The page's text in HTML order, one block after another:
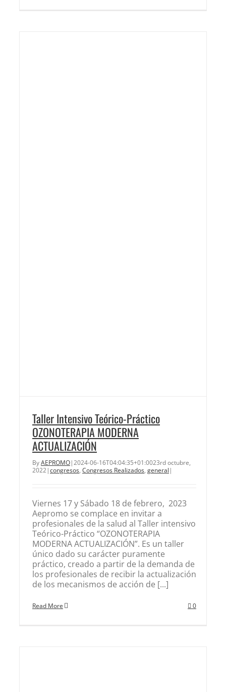
Taller Intensivo Teórico-Práctico
OZONOTERAPIA MODERNA
ACTUALIZACIÓN
ByAEPROMO|2024-06-16T04:04:35+01:0023rd octubre,
2022|congresos, Congresos Realizados, general |
Viernes 17 y Sábado 18 de febrero, 2023
Aepromo se complace en invitar a
profesionales de la salud al Taller intensivo
Teórico-Práctico “OZONOTERAPIA
MODERNA ACTUALIZACIÓN”. Es un taller
único dado su carácter puramente
práctico, creado a partir de la demanda de
los profesionales de recibir la actualización
de los mecanismos de acción de [...]
Read More 0